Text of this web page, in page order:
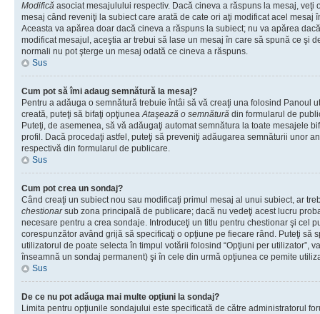
Modifică asociat mesajulului respectiv. Dacă cineva a răspuns la mesaj, veţi
mesaj când reveniţi la subiect care arată de cate ori aţi modificat acel mesaj
Aceasta va apărea doar dacă cineva a răspuns la subiect; nu va apărea
modificat mesajul, aceştia ar trebui să lase un mesaj în care să spună ce şi
normali nu pot şterge un mesaj odată ce cineva a răspuns.
Sus
Cum pot să îmi adaug semnătură la mesaj?
Pentru a adăuga o semnătură trebuie întâi să vă creaţi una folosind Panoul
creată, puteţi să bifaţi opţiuneaAtaşează o semnătură din formularul de
Puteţi, de asemenea, să vă adăugaţi automat semnătura la toate mesajele
profil. Dacă procedaţi astfel, puteţi să preveniţi adăugarea semnăturii unor
respectivă din formularul de publicare.
Sus
Cum pot crea un sondaj?
Când creaţi un subiect nou sau modificaţi primul mesaj al unui subiect, ar
chestionarsub zona principală de publicare; dacă nu vedeţi acest lucru
necesare pentru a crea sondaje. Introduceţi un titlu pentru chestionar şi cel
corespunzător având grijă să specificaţi o opţiune pe fiecare rând. Puteţi să
utilizatorul de poate selecta în timpul votării folosind “Opţiuni per utilizator”,
înseamnă un sondaj permanent) şi în cele din urmă opţiunea ce pemite
Sus
De ce nu pot adăuga mai multe opţiuni la sondaj?
Limita pentru opţiunile sondajului este specificată de către administratorul